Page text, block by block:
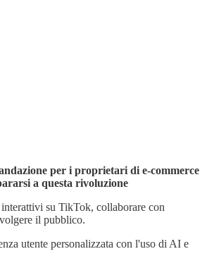
per i proprietari di e-commerce
a questa rivoluzione
su TikTok, collaborare con
il pubblico.
utente personalizzata con l'uso di AI e